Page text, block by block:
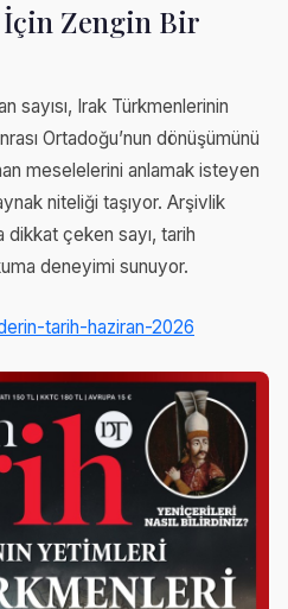
İçin Zengin Bir
sayısı, Irak Türkmenlerinin
Ortadoğu’nun dönüşümünü
meselelerini anlamak isteyen
niteliği taşıyor. Arşivlik
dikkat çeken sayı, tarih
deneyimi sunuyor.
tarih-haziran-2026